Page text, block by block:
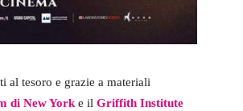
al tesoro e grazie a materiali
di New Yorke il Griffith Institute